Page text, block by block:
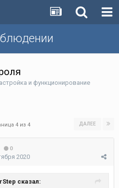
и функционирование
ДАЛЕЕ
4 из 4
0
2020
сказал: